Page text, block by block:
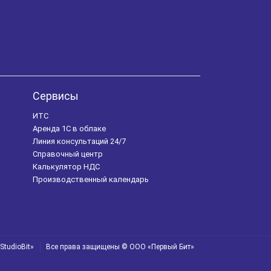
Налоговая проверка
Налоговая отчётность
Управление задолженностью
Сервисы
ИТС
Аренда 1С в облаке
Линия консультаций 24/7
Справочный центр
Калькулятор НДС
Производственный календарь
Все права защищены © ООО «Первый Бит»